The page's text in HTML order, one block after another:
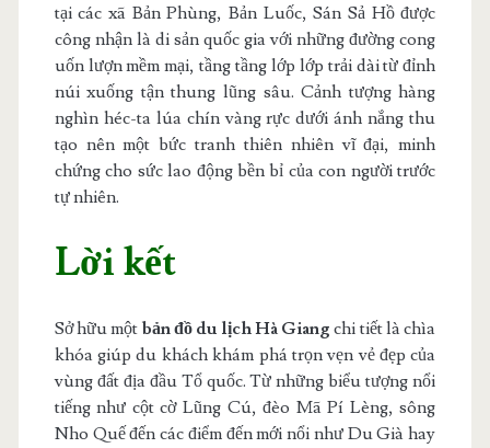
tại các xã Bản Phùng, Bản Luốc, Sán Sả Hồ được
công nhận là di sản quốc gia với những đường cong
uốn lượn mềm mại, tầng tầng lớp lớp trải dài từ đỉnh
núi xuống tận thung lũng sâu. Cảnh tượng hàng
nghìn héc-ta lúa chín vàng rực dưới ánh nắng thu
tạo nên một bức tranh thiên nhiên vĩ đại, minh
chứng cho sức lao động bền bỉ của con người trước
tự nhiên.
Lời kết
Sở hữu một bản đồ du lịch Hà Giang chi tiết là chìa
khóa giúp du khách khám phá trọn vẹn vẻ đẹp của
vùng đất địa đầu Tổ quốc. Từ những biểu tượng nổi
tiếng như cột cờ Lũng Cú, đèo Mã Pí Lèng, sông
Nho Quế đến các điểm đến mới nổi như Du Già hay